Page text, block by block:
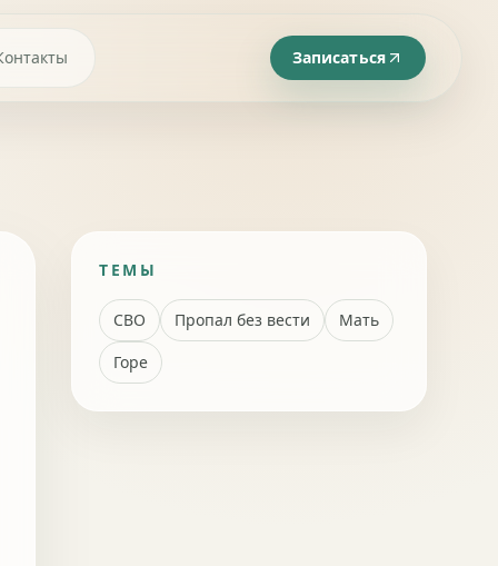
Записаться
ТЕМЫ
СВО Пропал без вести
Мать
Горе